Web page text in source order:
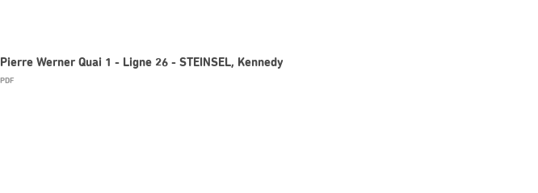
Pierre Werner Quai 1 - Ligne 26 - STEINSEL, Kennedy
PDF